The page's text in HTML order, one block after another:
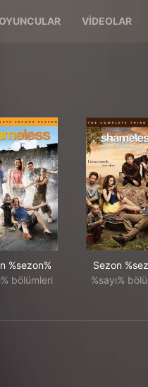
OYUNCULAR VIDEOLAR
%sezon%
bölümleri
Sezon
%sayı%